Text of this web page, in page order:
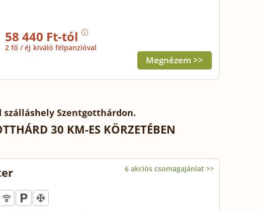
58 440 Ft-tól
2 fő / éj kiváló félpanzióval
Megnézem >>
Szentgotthárdon.
30 KM-ES KÖRZETÉBEN
6 akciós csomagajánlat >>